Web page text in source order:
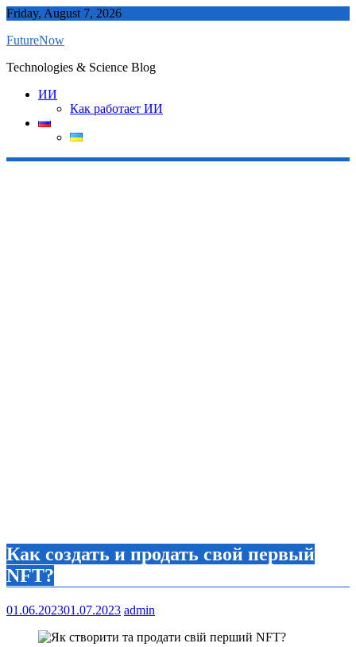
Skip
content
Friday, August 7, 2026
FutureNow
Technologies & Science Blog
ИИ
Как работает ИИ
Как создать и продать свой первый
NFT?
01.06.202301.07.2023 admin